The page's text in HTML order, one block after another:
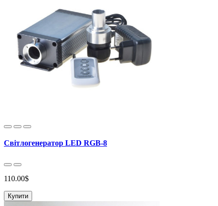
Світлогенератор LED RGB-8
110.00$
Купити